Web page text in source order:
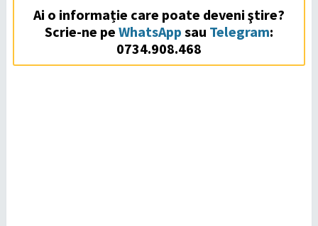
Ai o informație care poate deveni ştire?
Scrie-ne pe WhatsApp sau Telegram:
0734.908.468